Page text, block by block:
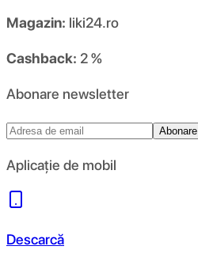
Magazin: liki24.ro
Cashback: 2 %
Abonare newsletter
Abonare
Aplicație de mobil
Descarcă